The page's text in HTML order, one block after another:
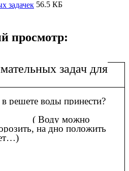
задачек 56.5 КБ
просмотр:
задач для
решете воды принести?
можно
на дно положить